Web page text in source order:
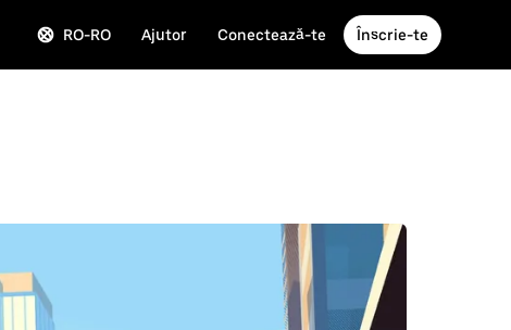
RO-RO Ajutor Conectează-te Înscrie-te